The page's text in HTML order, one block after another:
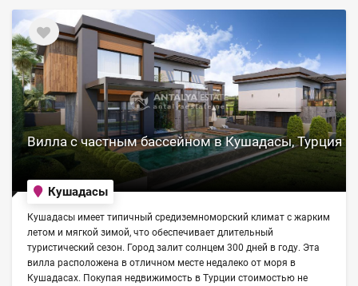
Вилла с частным бассейном в Кушадасы, Турция
Кушадасы
Кушадасы имеет типичный средиземноморский климат с жарким
летом и мягкой зимой, что обеспечивает длительный
туристический сезон. Город залит солнцем 300 дней в году. Эта
вилла расположена в отличном месте недалеко от моря в
Кушадасах. Покупая недвижимость в Турции стоимостью не